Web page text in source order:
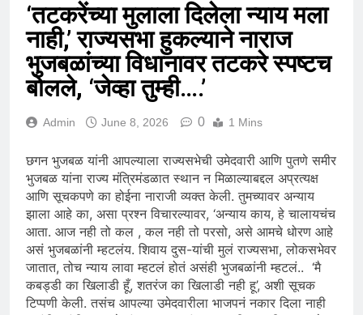
‘तटकरेंच्या मुलाला दिलेला न्याय मला
नाही,’ राज्यसभा हुकल्याने नाराज
भुजबळांच्या विधानावर तटकरे स्पष्टच
बोलले, ‘जेव्हा तुम्ही….’
Admin June 8, 2026 0 1 Mins
छगन भुजबळ यांनी आपल्याला राज्यसभेची उमेदवारी आणि पुतणे समीर
भुजबळ यांना राज्य मंत्रिमंडळात स्थान न मिळाल्याबद्दल अप्रत्यक्ष
आणि सूचकपणे का होईना नाराजी व्यक्त केली. तुमच्यावर अन्याय
झाला आहे का, असा प्रश्न विचारल्यावर, ‘अन्याय काय, हे चालायचंच
आता. आज नही तो कल , कल नही तो परसो, असे आमचे धोरण आहे
असं भुजबळांनी म्हटलंय. शिवाय दुस-यांची मुलं राज्यसभा, लोकसभेवर
जातात, तोच न्याय लावा म्हटलं होतं असंही भुजबळांनी म्हटलं.. ‘मै
कबड्डी का खिलाडी हूँ, शतरंज का खिलाडी नही हू’, अशी सूचक
टिप्पणी केली. तसंच आपल्या उमेदवारीला भाजपनं नकार दिला नाही